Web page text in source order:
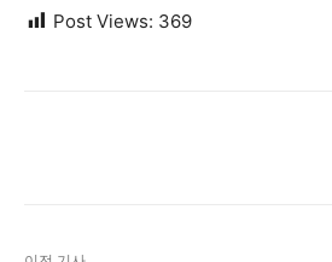
Post Views: 369